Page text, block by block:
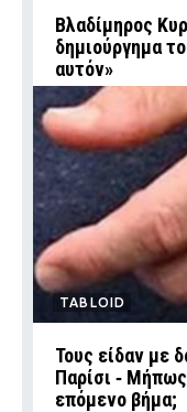
Βλαδίμηρος
δημιούργημα
αυτόν»
TABLOID
Τους είδαν με
Παρίσι ‑
επόμενο βήμα;